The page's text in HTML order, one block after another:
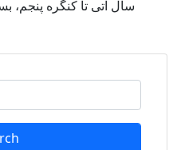
سال آتی تا کنگره پنجم،